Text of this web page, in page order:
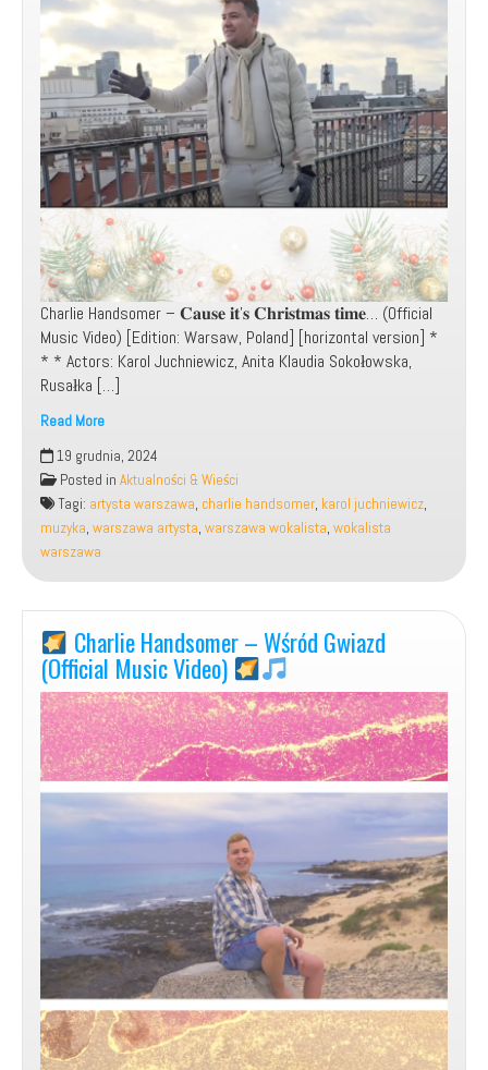
Charlie Handsomer – 𝐂𝐚𝐮𝐬𝐞 𝐢𝐭’𝐬 𝐂𝐡𝐫𝐢𝐬𝐭𝐦𝐚𝐬 𝐭𝐢𝐦𝐞… (Official
Music Video) [Edition: Warsaw, Poland] [horizontal version] *
* * Actors: Karol Juchniewicz, Anita Klaudia Sokołowska,
Rusałka […]
Read More
Charlie
Handsomer
–
Cause
it’s
Christmas
time
(Official
Music
Video)
[Poland]
19 grudnia, 2024
Posted in Aktualności & Wieści
Tagi: artysta warszawa, charlie handsomer, karol juchniewicz,
muzyka, warszawa artysta, warszawa wokalista, wokalista
warszawa
Charlie Handsomer – Wśród Gwiazd
(Official Music Video)